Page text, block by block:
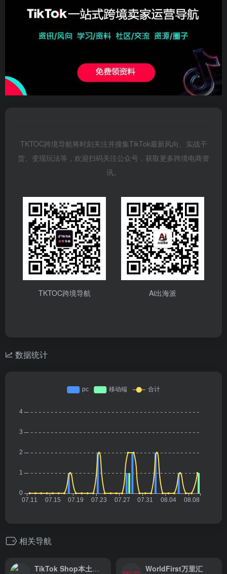
TKTOC跨境导航将时刻关注并搜集TikTok最新风向、实战干
货、变现玩法等，欢迎扫码关注公众号，获取更多跨境电商资
讯。
TKTOC跨境导航 Ai出海派
数据统计
相关导航
TikTok Shop本土收款-连连国际 WorldFirst万里汇